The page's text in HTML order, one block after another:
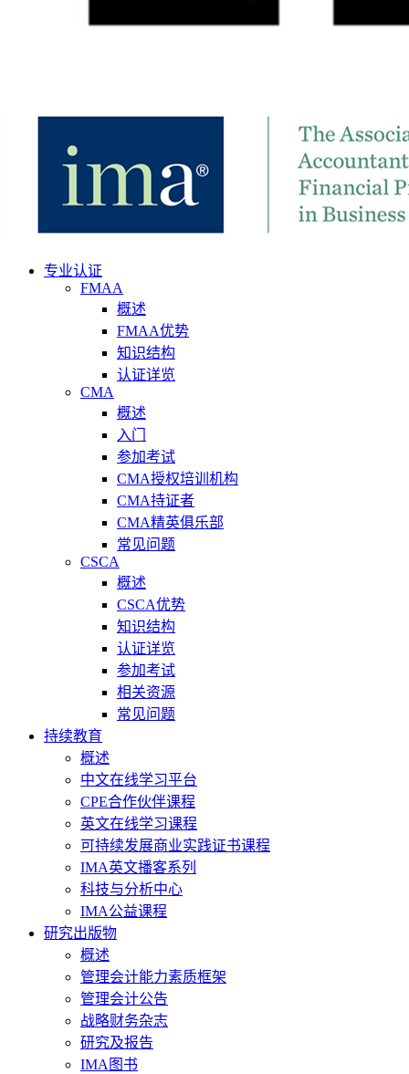
专业认证
FMAA
概述
FMAA优势
知识结构
认证详览
CMA
概述
入门
参加考试
CMA授权培训机构
CMA持证者
CMA精英俱乐部
常见问题
CSCA
概述
CSCA优势
知识结构
认证详览
参加考试
相关资源
常见问题
持续教育
概述
中文在线学习平台
CPE合作伙伴课程
英文在线学习课程
可持续发展商业实践证书课程
IMA英文播客系列
科技与分析中心
IMA公益课程
研究出版物
概述
管理会计能力素质框架
管理会计公告
战略财务杂志
研究及报告
IMA图书